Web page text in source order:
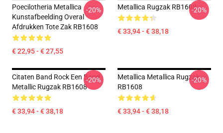
Poecilotheria Metallica
Kunstafbeelding Overal
Afdrukken Tote Zak RB1608
€ 22,95 - € 27,55
-20% Metallica Rugzak RB1608
€ 33,94 - € 38,18
-20%
Citaten Band Rock Een Band
Metallic Rugzak RB1608
€ 33,94 - € 38,18
-20%
Metallica Metallica Rugzak
RB1608
€ 33,94 - € 38,18
-20%